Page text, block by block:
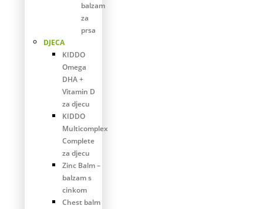
balzam
za
prsa
DJECA
KIDDO
Omega
DHA +
Vitamin D
za djecu
KIDDO
Multicomplex
Complete
za djecu
Zinc Balm –
balzam s
cinkom
Chest balm